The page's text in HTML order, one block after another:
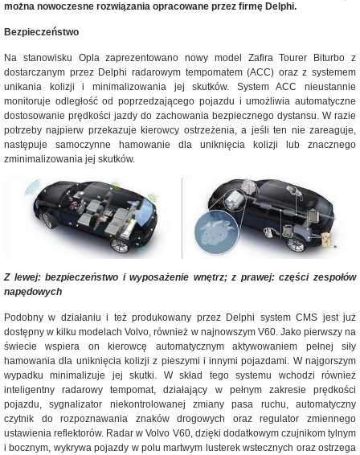
można nowoczesne rozwiązania opracowane przez firmę Delphi.
Bezpieczeństwo
Na stanowisku Opla zaprezentowano nowy model Zafira Tourer Biturbo z
dostarczanym przez Delphi radarowym tempomatem (ACC) oraz z systemem
unikania kolizji i minimalizowania jej skutków. System ACC nieustannie
monitoruje odległość od poprzedzającego pojazdu i umożliwia automatyczne
dostosowanie prędkości jazdy do zachowania bezpiecznego dystansu. W razie
potrzeby najpierw przekazuje kierowcy ostrzeżenia, a jeśli ten nie zareaguje,
następuje samoczynne hamowanie dla uniknięcia kolizji lub znacznego
zminimalizowania jej skutków.
Z lewej: bezpieczeństwo i wyposażenie wnętrz; z prawej: części zespołów
napędowych
Podobny w działaniu i też produkowany przez Delphi system CMS jest już
dostępny w kilku modelach Volvo, również w najnowszym V60. Jako pierwszy na
świecie wspiera on kierowcę automatycznym aktywowaniem pełnej siły
hamowania dla uniknięcia kolizji z pieszymi i innymi pojazdami. W najgorszym
wypadku minimalizuje jej skutki. W skład tego systemu wchodzi również
inteligentny radarowy tempomat, działający w pełnym zakresie prędkości
pojazdu, sygnalizator niekontrolowanej zmiany pasa ruchu, automatyczny
czytnik do rozpoznawania znaków drogowych oraz regulator zmiennego
ustawienia reflektorów. Radar w Volvo V60, dzięki dodatkowym czujnikom tylnym
i bocznym, wykrywa pojazdy w polu martwym lusterek wstecznych oraz ostrzega